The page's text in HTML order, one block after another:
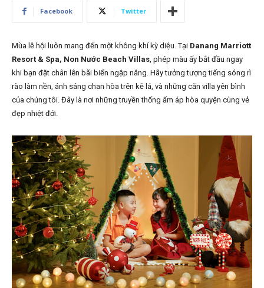
Facebook Twitter
Mùa lễ hội luôn mang đến một không khí kỳ diệu. Tại Danang Marriott
Resort & Spa, Non Nước Beach Villas, phép màu ấy bắt đầu ngay
khi bạn đặt chân lên bãi biển ngập nắng. Hãy tưởng tượng tiếng sóng rì
rào làm nền, ánh sáng chan hòa trên kẽ lá, và những căn villa yên bình
của chúng tôi. Đây là nơi những truyền thống ấm áp hòa quyện cùng vẻ
đẹp nhiệt đới.